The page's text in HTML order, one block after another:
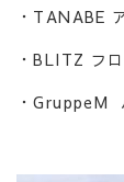
・TANABE
・BLITZ フ
・GruppeM